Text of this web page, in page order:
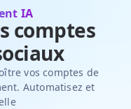
IA
comptes
vos comptes de
Automatisez et